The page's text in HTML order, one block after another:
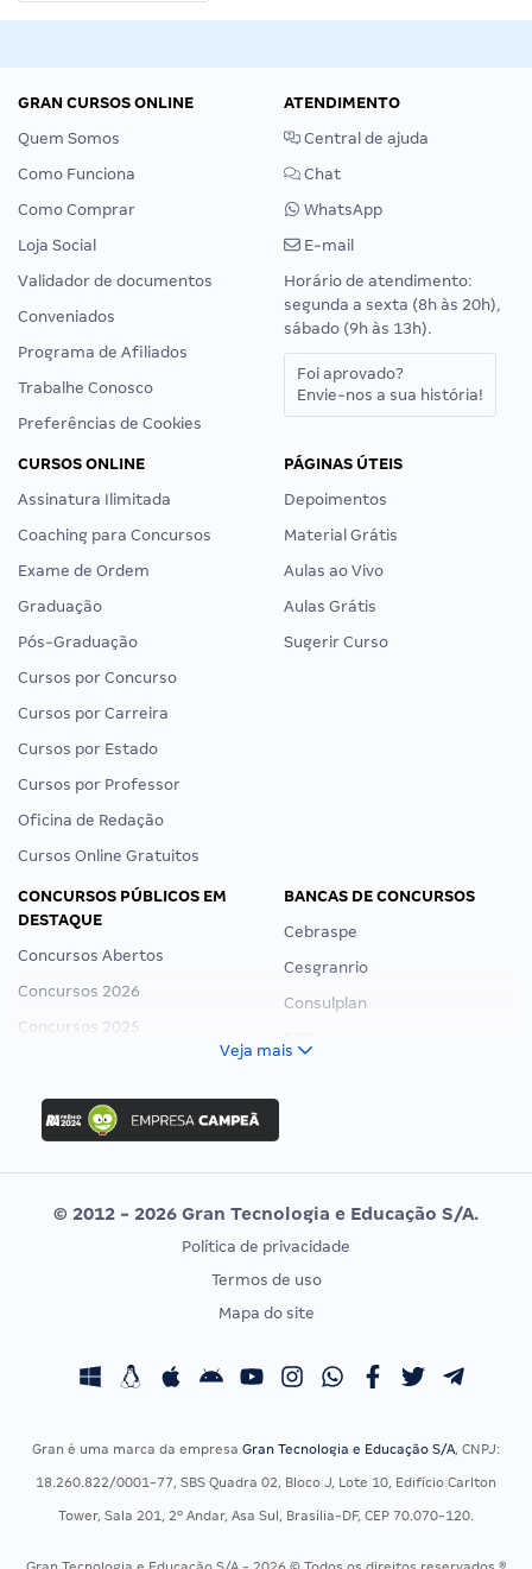
GRAN CURSOS ONLINE
Quem Somos
Como Funciona
Como Comprar
Loja Social
Validador de documentos
Conveniados
Programa de Afiliados
Trabalhe Conosco
Preferências de Cookies
ATENDIMENTO
Central de ajuda
Chat
WhatsApp
E-mail
Horário de atendimento:
segunda a sexta (8h às 20h),
sábado (9h às 13h).
Foi aprovado?
Envie-nos a sua história!
CURSOS ONLINE
Assinatura Ilimitada
Coaching para Concursos
Exame de Ordem
Graduação
Pós-Graduação
Cursos por Concurso
Cursos por Carreira
Cursos por Estado
Cursos por Professor
Oficina de Redação
Cursos Online Gratuitos
PÁGINAS ÚTEIS
Depoimentos
Material Grátis
Aulas ao Vivo
Aulas Grátis
Sugerir Curso
CONCURSOS PÚBLICOS EM
DESTAQUE
Concursos Abertos
Concursos 2026
Concursos 2025
Concurso Ibama
Concurso MPU
Editais publicados
BANCAS DE CONCURSOS
Cebraspe
Cesgranrio
Consulplan
Vunesp
CONCURSOS POR PROFISSÃO
Concursos Fiscais
EXAME DE ORDEM
Calendário OAB
Veja mais
© 2012 - 2026 Gran Tecnologia e Educação S/A.
Política de privacidade
Termos de uso
Mapa do site
Gran é uma marca da empresa Gran Tecnologia e Educação S/A, CNPJ:
18.260.822/0001-77, SBS Quadra 02, Bloco J, Lote 10, Edifício Carlton
Tower, Sala 201, 2º Andar, Asa Sul, Brasília-DF, CEP 70.070-120.